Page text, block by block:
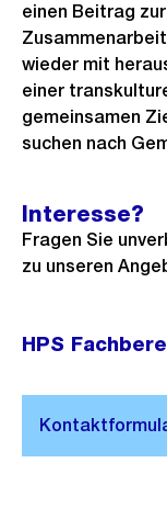
einen Beitrag
wieder mit
einer
gemeinsamen
suchen nach
Interesse?
Fragen Sie
zu unseren
HPS